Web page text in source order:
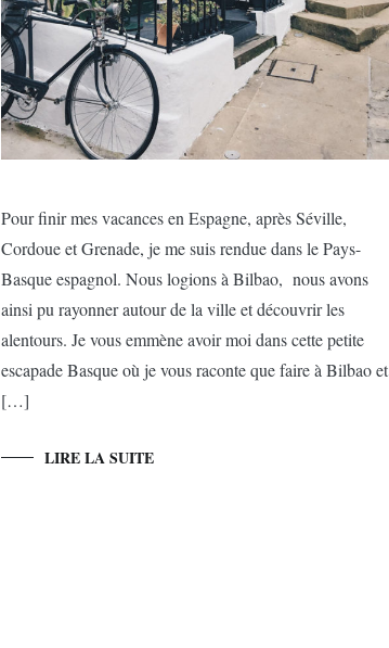
Pour finir mes vacances en Espagne, après Séville,
Cordoue et Grenade, je me suis rendue dans le Pays-
Basque espagnol. Nous logions à Bilbao, nous avons
ainsi pu rayonner autour de la ville et découvrir les
alentours. Je vous emmène avoir moi dans cette petite
escapade Basque où je vous raconte que faire à Bilbao et
[…]
LIRE LA SUITE